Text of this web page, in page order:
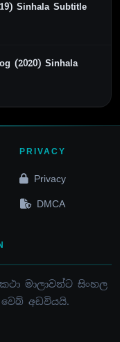
Sinhala Subtitle
(2020) Sinhala
PRIVACY
Privacy
DMCA
මාලාවන්ට සිංහල
වෙබ් අඩවියයි.